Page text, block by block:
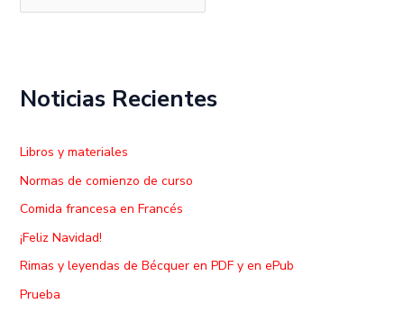
Noticias Recientes
Libros y materiales
Normas de comienzo de curso
Comida francesa en Francés
¡Feliz Navidad!
Rimas y leyendas de Bécquer en PDF y en ePub
Prueba